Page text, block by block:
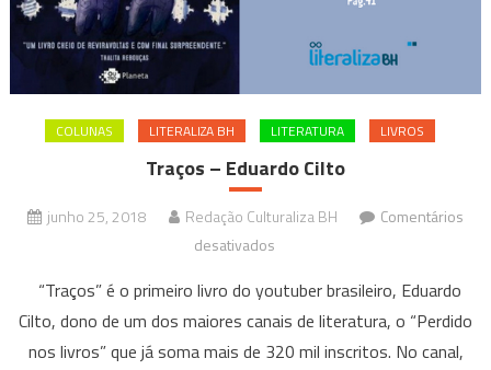
COLUNAS LITERALIZA BH LITERATURA LIVROS
Traços – Eduardo Cilto
junho 25, 2018 Redação Culturaliza BH
Comentários
desativados
–
Eduardo
Cilto
“Traços” é o primeiro livro do youtuber brasileiro, Eduardo
Cilto, dono de um dos maiores canais de literatura, o “Perdido
nos livros” que já soma mais de 320 mil inscritos. No canal,